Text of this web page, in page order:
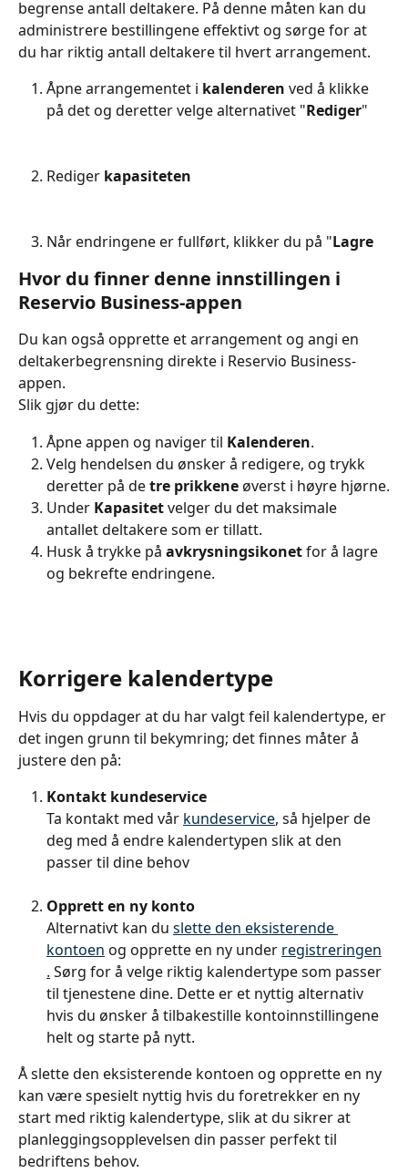
begrense antall deltakere. På denne måten kan du
administrere bestillingene effektivt og sørge for at
du har riktig antall deltakere til hvert arrangement.
Åpne arrangementet i kalenderen ved å klikke
på det og deretter velge alternativet "Rediger"
Rediger kapasiteten
Når endringene er fullført, klikker du på "Lagre
Hvor du finner denne innstillingen i
Reservio Business-appen
Du kan også opprette et arrangement og angi en
deltakerbegrensning direkte i Reservio Business-
appen.
Slik gjør du dette:
Åpne appen og naviger til Kalenderen.
Velg hendelsen du ønsker å redigere, og trykk
deretter på de tre prikkene øverst i høyre hjørne.
Under Kapasitet velger du det maksimale
antallet deltakere som er tillatt.
Husk å trykke på avkrysningsikonet for å lagre
og bekrefte endringene.
Korrigere kalendertype
Hvis du oppdager at du har valgt feil kalendertype, er
det ingen grunn til bekymring; det finnes måter å
justere den på:
Kontakt kundeservice
Ta kontakt med vår kundeservice, så hjelper de
deg med å endre kalendertypen slik at den
passer til dine behov
Opprett en ny konto
Alternativt kan du slette den eksisterende
kontoen og opprette en ny under registreringen
. Sørg for å velge riktig kalendertype som passer
til tjenestene dine. Dette er et nyttig alternativ
hvis du ønsker å tilbakestille kontoinnstillingene
helt og starte på nytt.
Å slette den eksisterende kontoen og opprette en ny
kan være spesielt nyttig hvis du foretrekker en ny
start med riktig kalendertype, slik at du sikrer at
planleggingsopplevelsen din passer perfekt til
bedriftens behov.